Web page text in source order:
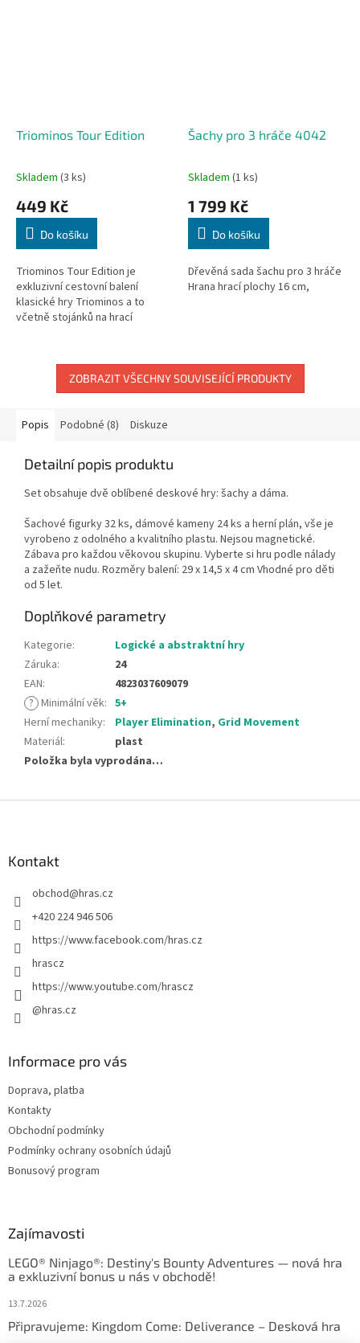
Triominos Tour Edition
Skladem (3 ks)
449 Kč
Do košíku
Triominos Tour Edition je
exkluzivní cestovní balení
klasické hry Triominos a to
včetně stojánků na hrací
Šachy pro 3 hráče 4042
Skladem (1 ks)
1 799 Kč
Do košíku
Dřevěná sada šachu pro 3 hráče
Hrana hrací plochy 16 cm,
ZOBRAZIT VŠECHNY SOUVISEJÍCÍ PRODUKTY
Popis Podobné (8) Diskuze
Detailní popis produktu
Set obsahuje dvě oblíbené deskové hry: šachy a dáma.
Šachové figurky 32 ks, dámové kameny 24 ks a herní plán, vše je
vyrobeno z odolného a kvalitního plastu. Nejsou magnetické.
Zábava pro každou věkovou skupinu. Vyberte si hru podle nálady
a zažeňte nudu. Rozměry balení: 29 x 14,5 x 4 cm Vhodné pro děti
od 5 let.
Doplňkové parametry
Kategorie:
Logické a abstraktní hry
Záruka:
24
EAN:
4823037609079
? Minimální věk: 5+
Herní mechaniky: Player Elimination, Grid Movement
Materiál:
plast
Položka byla vyprodána…
Kontakt
obchod@hras.cz
+420 224 946 506
https://www.facebook.com/hras.cz
hrascz
https://www.youtube.com/hrascz
@hras.cz
Informace pro vás
Doprava, platba
Kontakty
Obchodní podmínky
Podmínky ochrany osobních údajů
Bonusový program
Zajímavosti
LEGO® Ninjago®: Destiny's Bounty Adventures — nová hra
a exkluzivní bonus u nás v obchodě!
13.7.2026
Připravujeme: Kingdom Come: Deliverance – Desková hra